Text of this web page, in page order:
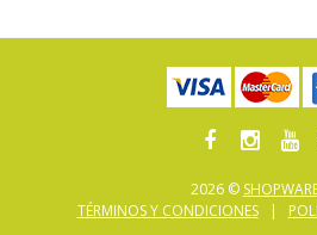
2026 ©
TÉRMINOS Y CONDICIONES
|